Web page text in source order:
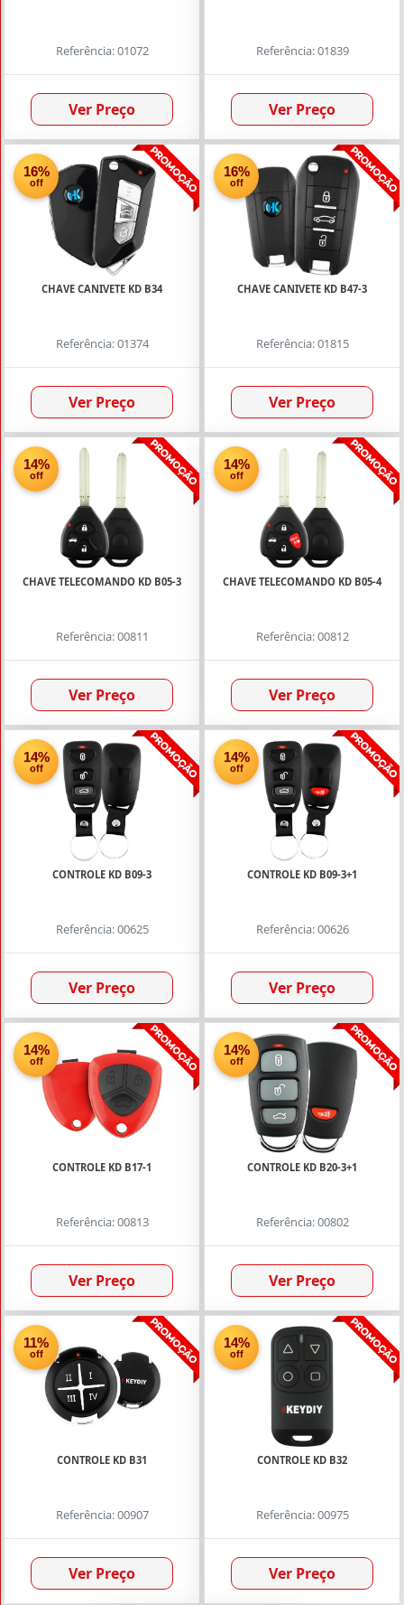
Referência: 01072
Ver Preço
Referência: 01839
Ver Preço
16%
off
CHAVE CANIVETE KD B34
Referência: 01374
Ver Preço
16%
off
CHAVE CANIVETE KD B47-3
Referência: 01815
Ver Preço
14%
off
CHAVE TELECOMANDO KD B05-3
Referência: 00811
Ver Preço
14%
off
CHAVE TELECOMANDO KD B05-4
Referência: 00812
Ver Preço
14%
off
CONTROLE KD B09-3
Referência: 00625
Ver Preço
14%
off
CONTROLE KD B09-3+1
Referência: 00626
Ver Preço
14%
off
CONTROLE KD B17-1
Referência: 00813
Ver Preço
14%
off
CONTROLE KD B20-3+1
Referência: 00802
Ver Preço
11%
off
CONTROLE KD B31
Referência: 00907
Ver Preço
14%
off
CONTROLE KD B32
Referência: 00975
Ver Preço